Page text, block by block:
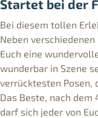
Startet bei der
Bei diesem tollen
Neben verschiedenen
Euch eine
wunderbar in Szene
verrücktesten Posen,
Das Beste, nach
darf sich jeder von